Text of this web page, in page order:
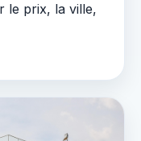
le prix, la ville,